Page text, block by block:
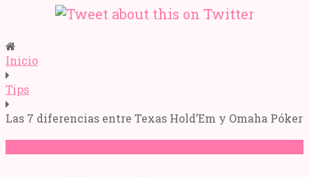
Inicio
Tips
Las 7 diferencias entre Texas Hold’Em y Omaha Póker